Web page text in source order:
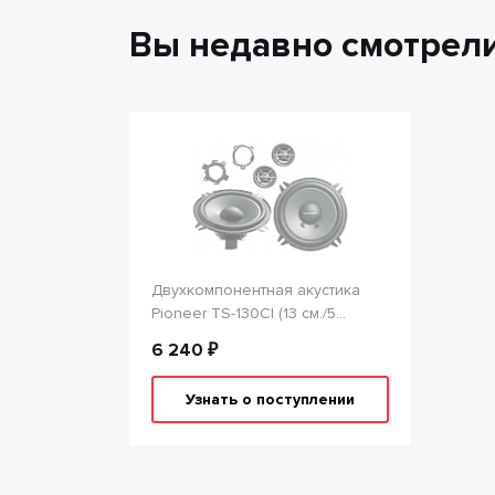
Вы недавно
Двухкомпонентная акустика
Pioneer TS-130CI (13 см./5
6 240 ₽
Узнать о поступлении